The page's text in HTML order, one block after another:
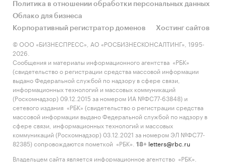
Политика в отношении обработки персональных данных
Облако для бизнеса
Корпоративный регистратор доменов
Хостинг сайтов
© ООО «БИЗНЕСПРЕСС», АО «РОСБИЗНЕСКОНСАЛТИНГ», 1995-
2026.
Сообщения и материалы информационного агентства «РБК»
(свидетельство о регистрации средства массовой информации
выдано Федеральной службой по надзору в сфере связи,
информационных технологий и массовых коммуникаций
(Роскомнадзор) 09.12.2015 за номером ИА №ФС77-63848) и
сетевого издания «РБК» (свидетельство о регистрации средства
массовой информации выдано Федеральной службой по надзору в
сфере связи, информационных технологий и массовых
коммуникаций (Роскомнадзор) 03.12.2021 за номером ЭЛ №ФС77-
82385) сопровождаются пометкой «РБК».
18+ letters@rbc.ru
Владельцем сайта является информационное агентство «РБК».